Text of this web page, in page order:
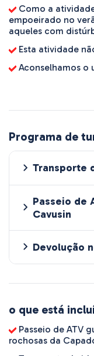
Como a
empoeirado no
aqueles com
Esta atividade
Aconselhamos o
Programa de
Transporte
Passeio de
Cavusin
Devolução
o que está
Passeio de ATV
rochosas da